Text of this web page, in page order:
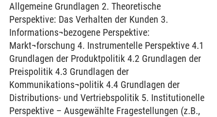
Allgemeine Grundlagen 2. Theoretische
Perspektive: Das Verhalten der Kunden 3.
Informations¬bezogene Perspektive:
Markt¬forschung 4. Instrumentelle Perspektive 4.1
Grundlagen der Produktpolitik 4.2 Grundlagen der
Preispolitik 4.3 Grundlagen der
Kommunikations¬politik 4.4 Grundlagen der
Distributions- und Vertriebspolitik 5. Institutionelle
Perspektive – Ausgewählte Fragestellungen (z.B.,